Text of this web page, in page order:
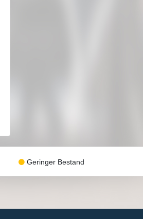
Geringer Bestand